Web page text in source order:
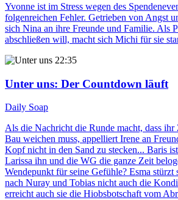
Yvonne ist im Stress wegen des
folgenreichen Fehler. Getrieben von Angst
sich Nina an ihre Freunde und Familie. Als
abschließen will, macht sich Michi für sie
22:35
Unter uns: Der Countdown läuft
Daily Soap
Als die Nachricht die Runde macht, dass
Bau weichen muss, appelliert Irene an
Kopf nicht in den Sand zu stecken... Baris
Larissa ihn und die WG die ganze Zeit
Wendepunkt für seine Gefühle? Esma
nach Nuray und Tobias nicht auch die
erreicht auch sie die Hiobsbotschaft vom